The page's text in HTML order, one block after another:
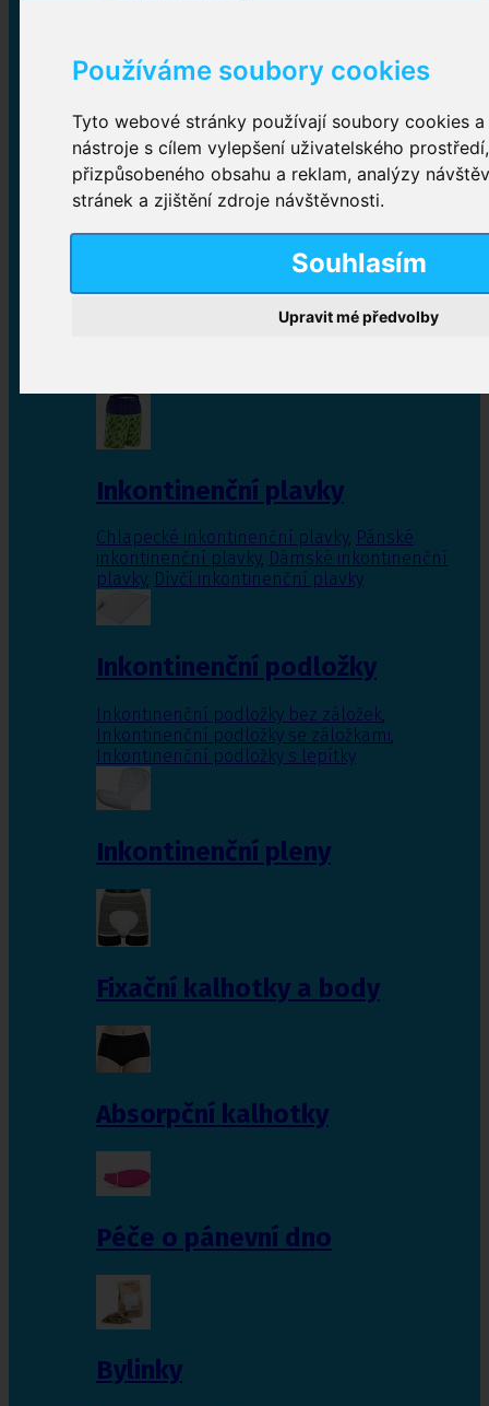
Používáme soubory cookies
Tyto webové stránky používají soubory cookies
nástroje s cílem vylepšení uživatelského
přizpůsobeného obsahu a reklam, analýzy
stránek a zjištění zdroje návštěvnosti.
Souhlasím
Upravit mé předvolby
Inkontinenční kalhotky
Plenkové kalhotky navlékací,Plenkové kalhotky
zalepovací,Inkontinenční kalhotky dámské
Inkontinenční vložky
Inkontinenční plavky
Chlapecké inkontinenční plavky, Pánské
inkontinenční plavky, Dámské inkontinenční
plavky, Dívčí inkontinenční plavky
Inkontinenční podložky
Inkontinenční podložky bez záložek,
Inkontinenční podložky se záložkami,
Inkontinenční podložky s lepítky
Inkontinenční pleny
Fixační kalhotky a body
Absorpční kalhotky
Péče o pánevní dno
Bylinky